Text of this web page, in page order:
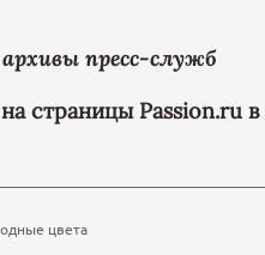
пресс-служб
страницы Passion.ru в
цвета